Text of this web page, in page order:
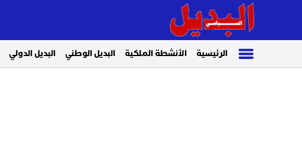
الرئيسية الأنشطة الملكية البديل الوطني البديل الدولي